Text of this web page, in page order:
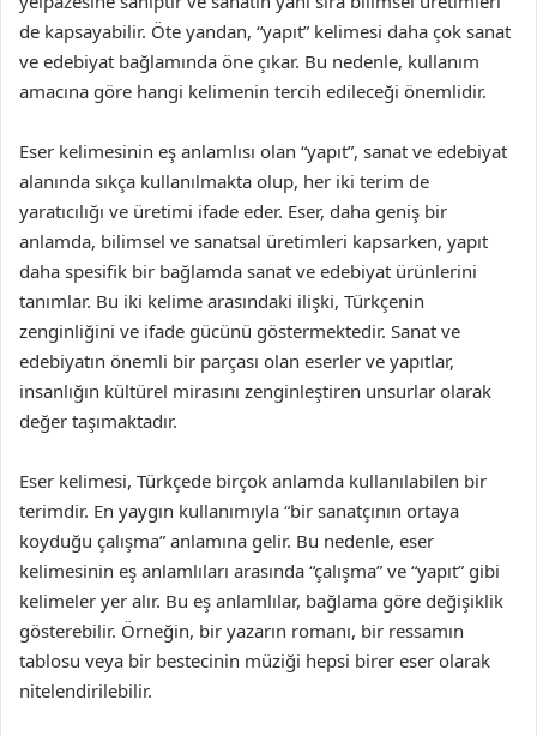
de kapsayabilir. Öte yandan, “yapıt” kelimesi daha çok sanat
ve edebiyat bağlamında öne çıkar. Bu nedenle, kullanım
amacına göre hangi kelimenin tercih edileceği önemlidir.
Eser kelimesinin eş anlamlısı olan “yapıt”, sanat ve edebiyat
alanında sıkça kullanılmakta olup, her iki terim de
yaratıcılığı ve üretimi ifade eder. Eser, daha geniş bir
anlamda, bilimsel ve sanatsal üretimleri kapsarken, yapıt
daha spesifik bir bağlamda sanat ve edebiyat ürünlerini
tanımlar. Bu iki kelime arasındaki ilişki, Türkçenin
zenginliğini ve ifade gücünü göstermektedir. Sanat ve
edebiyatın önemli bir parçası olan eserler ve yapıtlar,
insanlığın kültürel mirasını zenginleştiren unsurlar olarak
değer taşımaktadır.
Eser kelimesi, Türkçede birçok anlamda kullanılabilen bir
terimdir. En yaygın kullanımıyla “bir sanatçının ortaya
koyduğu çalışma” anlamına gelir. Bu nedenle, eser
kelimesinin eş anlamlıları arasında “çalışma” ve “yapıt” gibi
kelimeler yer alır. Bu eş anlamlılar, bağlama göre değişiklik
gösterebilir. Örneğin, bir yazarın romanı, bir ressamın
tablosu veya bir bestecinin müziği hepsi birer eser olarak
nitelendirilebilir.